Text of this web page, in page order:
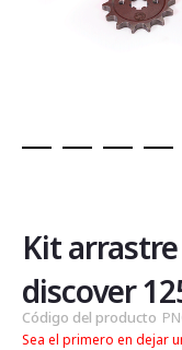
de
la
galería
de
imágenes
Kit
discover
Código del producto
Sea el primero en dejar